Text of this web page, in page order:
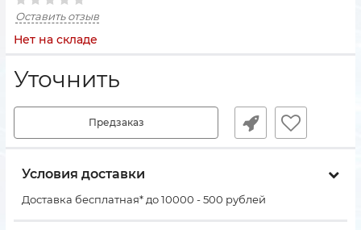
Оставить отзыв
Нет на складе
Уточнить
Предзаказ
Условия доставки
Доставка бесплатная* до 10000 - 500 рублей